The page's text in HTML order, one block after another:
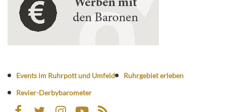
Events im Ruhrpott und Umfeld
Ruhrgebiet erleben
Revier-Derbybarometer